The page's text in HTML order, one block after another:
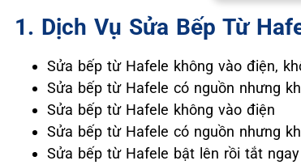
1. Dịch Vụ Sửa Bếp Từ
Sửa bếp từ Hafele không vào điện,
Sửa bếp từ Hafele có nguồn nhưng
Sửa bếp từ Hafele không vào điện
Sửa bếp từ Hafele có nguồn nhưng
Sửa bếp từ Hafele bật lên rồi tắt ngay